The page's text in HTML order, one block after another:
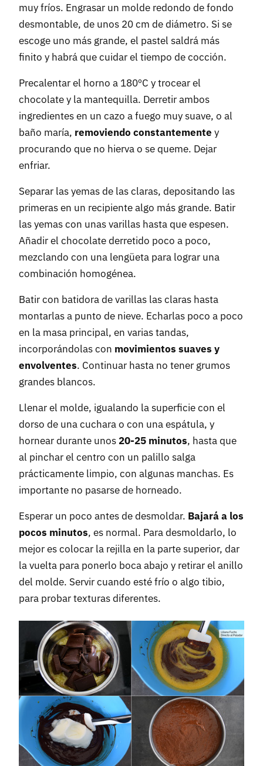
muy fríos. Engrasar un molde redondo de fondo
desmontable, de unos 20 cm de diámetro. Si se
escoge uno más grande, el pastel saldrá más
finito y habrá que cuidar el tiempo de cocción.
Precalentar el horno a 180ºC y trocear el
chocolate y la mantequilla. Derretir ambos
ingredientes en un cazo a fuego muy suave, o al
baño maría, removiendo constantemente y
procurando que no hierva o se queme. Dejar
enfriar.
Separar las yemas de las claras, depositando las
primeras en un recipiente algo más grande. Batir
las yemas con unas varillas hasta que espesen.
Añadir el chocolate derretido poco a poco,
mezclando con una lengüeta para lograr una
combinación homogénea.
Batir con batidora de varillas las claras hasta
montarlas a punto de nieve. Echarlas poco a poco
en la masa principal, en varias tandas,
incorporándolas con movimientos suaves y
envolventes. Continuar hasta no tener grumos
grandes blancos.
Llenar el molde, igualando la superficie con el
dorso de una cuchara o con una espátula, y
hornear durante unos 20-25 minutos, hasta que
al pinchar el centro con un palillo salga
prácticamente limpio, con algunas manchas. Es
importante no pasarse de horneado.
Esperar un poco antes de desmoldar. Bajará a los
pocos minutos, es normal. Para desmoldarlo, lo
mejor es colocar la rejilla en la parte superior, dar
la vuelta para ponerlo boca abajo y retirar el anillo
del molde. Servir cuando esté frío o algo tibio,
para probar texturas diferentes.